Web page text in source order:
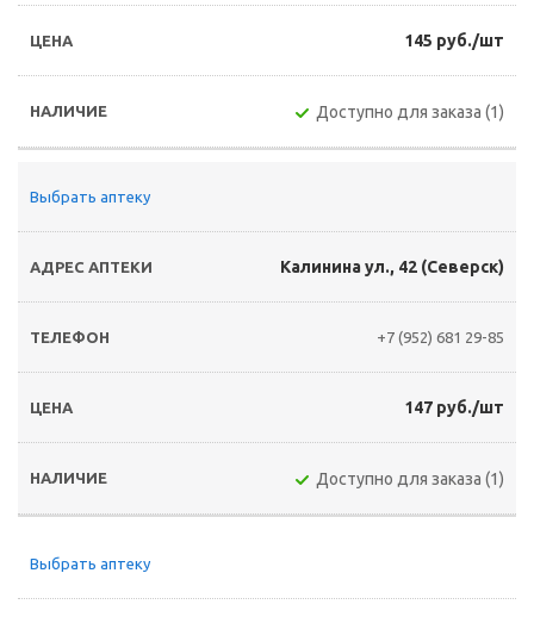
145 руб./шт
Доступно для заказа (1)
Выбрать аптеку
Калинина ул., 42 (Северск)
+7 (952) 681 29-85
147 руб./шт
Доступно для заказа (1)
Выбрать аптеку